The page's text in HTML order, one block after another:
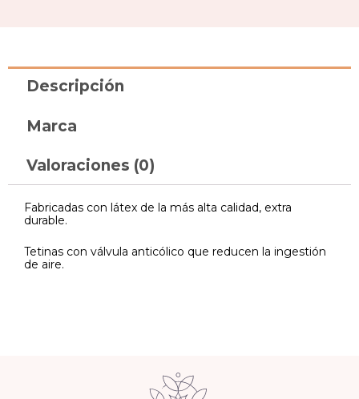
Descripción
Marca
Valoraciones (0)
Fabricadas con látex de la más alta calidad, extra
durable.
Tetinas con válvula anticólico que reducen la ingestión
de aire.